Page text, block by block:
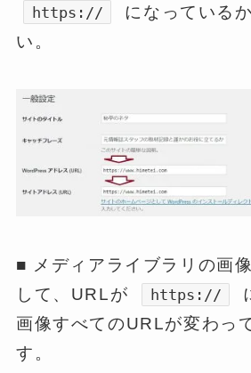
https://
になっている
い。
■ メディアライブラリの画
して、URLが
https://
画像すべてのURLが変わっ
す。